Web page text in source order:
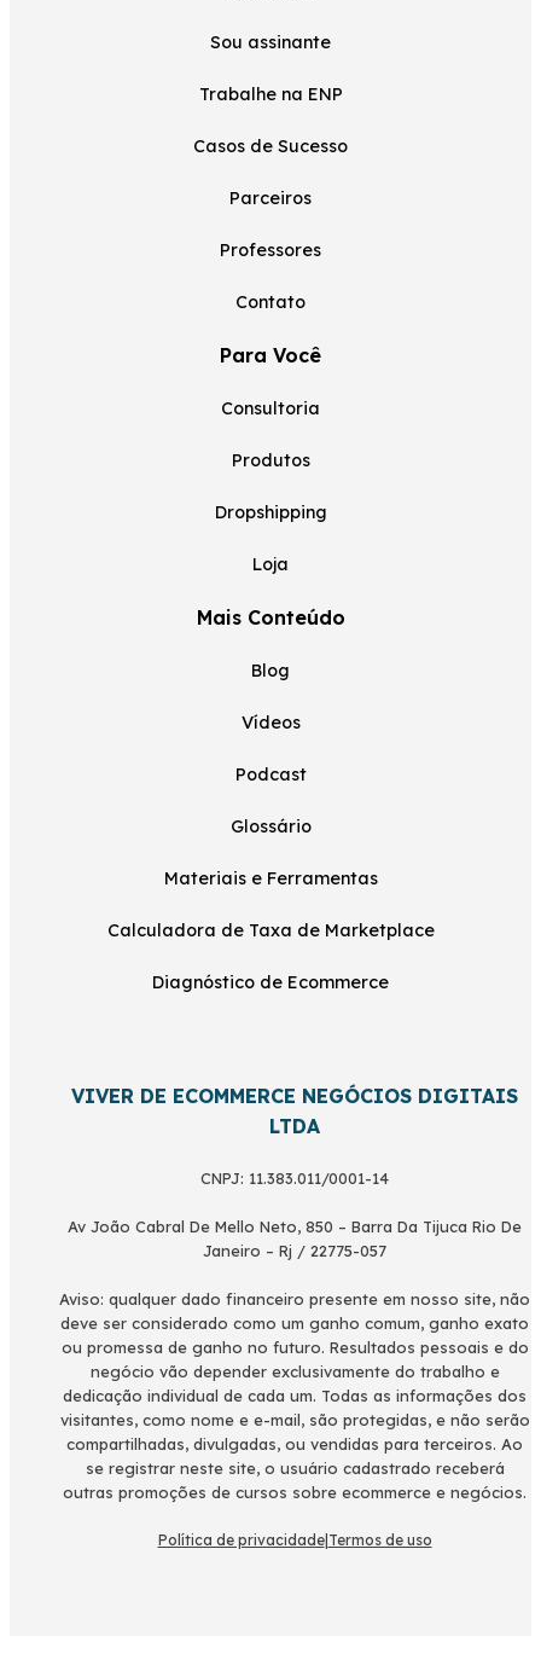
Sou assinante
Trabalhe na ENP
Casos de Sucesso
Parceiros
Professores
Contato
Para Você
Consultoria
Produtos
Dropshipping
Loja
Mais Conteúdo
Blog
Vídeos
Podcast
Glossário
Materiais e Ferramentas
Calculadora de Taxa de Marketplace
Diagnóstico de Ecommerce
VIVER DE ECOMMERCE NEGÓCIOS DIGITAIS
LTDA
CNPJ: 11.383.011/0001-14
Av João Cabral De Mello Neto, 850 – Barra Da Tijuca Rio De
Janeiro – Rj / 22775-057
Aviso: qualquer dado financeiro presente em nosso site, não
deve ser considerado como um ganho comum, ganho exato
ou promessa de ganho no futuro. Resultados pessoais e do
negócio vão depender exclusivamente do trabalho e
dedicação individual de cada um. Todas as informações dos
visitantes, como nome e e-mail, são protegidas, e não serão
compartilhadas, divulgadas, ou vendidas para terceiros. Ao
se registrar neste site, o usuário cadastrado receberá
outras promoções de cursos sobre ecommerce e negócios.
Política de privacidade| Termos de uso